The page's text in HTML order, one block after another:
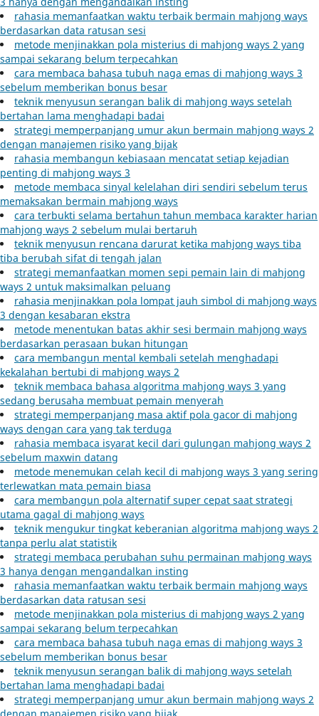
rahasia memanfaatkan waktu terbaik bermain mahjong ways
berdasarkan data ratusan sesi
metode menjinakkan pola misterius di mahjong ways 2 yang
sampai sekarang belum terpecahkan
cara membaca bahasa tubuh naga emas di mahjong ways 3
sebelum memberikan bonus besar
teknik menyusun serangan balik di mahjong ways setelah
bertahan lama menghadapi badai
strategi memperpanjang umur akun bermain mahjong ways 2
dengan manajemen risiko yang bijak
rahasia membangun kebiasaan mencatat setiap kejadian
penting di mahjong ways 3
metode membaca sinyal kelelahan diri sendiri sebelum terus
memaksakan bermain mahjong ways
cara terbukti selama bertahun tahun membaca karakter harian
mahjong ways 2 sebelum mulai bertaruh
teknik menyusun rencana darurat ketika mahjong ways tiba
tiba berubah sifat di tengah jalan
strategi memanfaatkan momen sepi pemain lain di mahjong
ways 2 untuk maksimalkan peluang
rahasia menjinakkan pola lompat jauh simbol di mahjong ways
3 dengan kesabaran ekstra
metode menentukan batas akhir sesi bermain mahjong ways
berdasarkan perasaan bukan hitungan
cara membangun mental kembali setelah menghadapi
kekalahan bertubi di mahjong ways 2
teknik membaca bahasa algoritma mahjong ways 3 yang
sedang berusaha membuat pemain menyerah
strategi memperpanjang masa aktif pola gacor di mahjong
ways dengan cara yang tak terduga
rahasia membaca isyarat kecil dari gulungan mahjong ways 2
sebelum maxwin datang
metode menemukan celah kecil di mahjong ways 3 yang sering
terlewatkan mata pemain biasa
cara membangun pola alternatif super cepat saat strategi
utama gagal di mahjong ways
teknik mengukur tingkat keberanian algoritma mahjong ways 2
tanpa perlu alat statistik
strategi membaca perubahan suhu permainan mahjong ways
3 hanya dengan mengandalkan insting
rahasia memanfaatkan waktu terbaik bermain mahjong ways
berdasarkan data ratusan sesi
metode menjinakkan pola misterius di mahjong ways 2 yang
sampai sekarang belum terpecahkan
cara membaca bahasa tubuh naga emas di mahjong ways 3
sebelum memberikan bonus besar
teknik menyusun serangan balik di mahjong ways setelah
bertahan lama menghadapi badai
strategi memperpanjang umur akun bermain mahjong ways 2